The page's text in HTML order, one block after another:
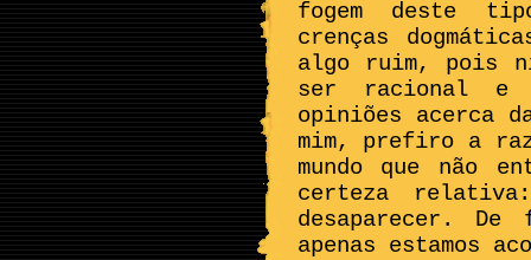
fogem deste
crenças
algo ruim, pois
ser racional e
opiniões acerca
mim, prefiro a
mundo que não
certeza
desaparecer.
apenas estamos